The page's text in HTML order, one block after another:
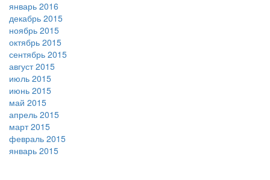
январь 2016
декабрь 2015
ноябрь 2015
октябрь 2015
сентябрь 2015
август 2015
июль 2015
июнь 2015
май 2015
апрель 2015
март 2015
февраль 2015
январь 2015